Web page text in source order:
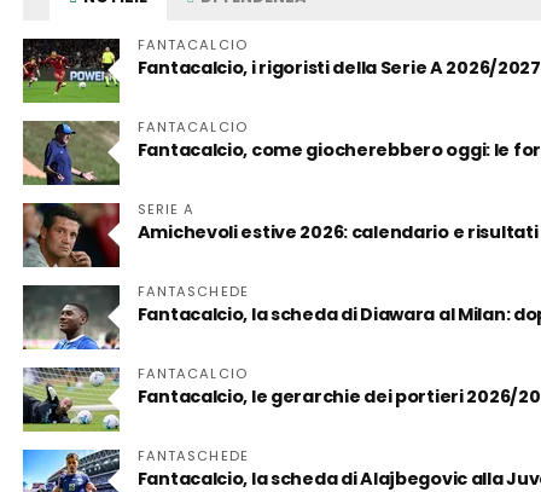
FANTACALCIO
Fantacalcio, i rigoristi della Serie A 2026/
FANTACALCIO
Fantacalcio, come giocherebbero oggi: le
SERIE A
Amichevoli estive 2026: calendario e risultati
FANTASCHEDE
Fantacalcio, la scheda di Diawara al Milan:
FANTACALCIO
Fantacalcio, le gerarchie dei portieri 2026/
FANTASCHEDE
Fantacalcio, la scheda di Alajbegovic alla